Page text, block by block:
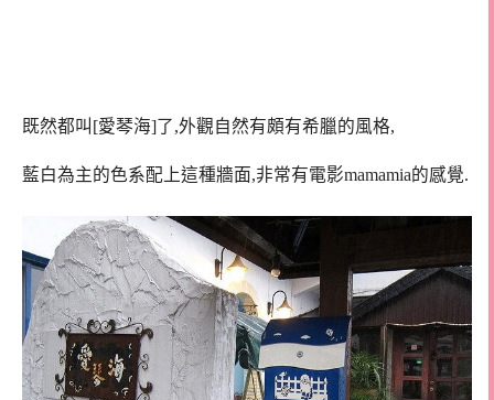
既然都叫[愛琴海]了,外觀自然有頗有希臘的風格,
藍白為主的色系配上這種牆面,非常有電影mamamia的感覺.